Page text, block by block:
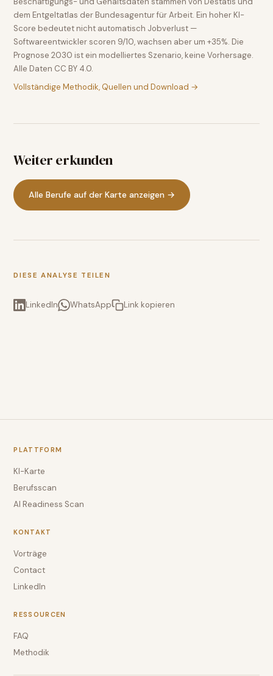
dem Entgeltatlas der Bundesagentur für Arbeit. Ein hoher KI-
Score bedeutet nicht automatisch Jobverlust —
Softwareentwickler scoren 9/10, wachsen aber um +35%. Die
Prognose 2030 ist ein modelliertes Szenario, keine Vorhersage.
Alle Daten CC BY 4.0.
Vollständige Methodik, Quellen und Download →
Weiter erkunden
Alle Berufe auf der Karte anzeigen →
DIESE ANALYSE TEILEN
LinkedIn WhatsApp Link kopieren
PLATTFORM
KI-Karte
Berufsscan
AI Readiness Scan
KONTAKT
Vorträge
Contact
LinkedIn
RESSOURCEN
FAQ
Methodik